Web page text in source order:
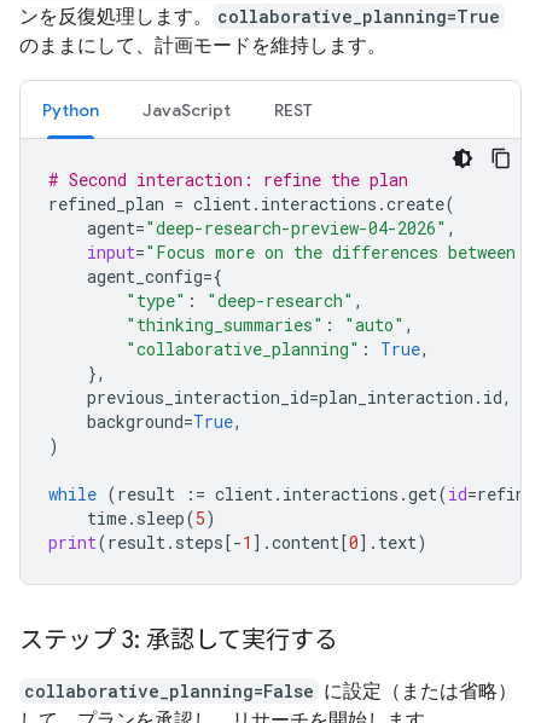
ンを反復処理します。
collaborative_planning=True
のままにして、計画モードを維持します。
Python JavaScript REST
# Second interaction: refine the plan
refined_plan = client. interactions .create(
agent="deep-research-preview-04-2026" ,
input="Focus more on the differences between
agent_config={
"type" : "deep-research" ,
"thinking_summaries" : "auto" ,
"collaborative_planning" : True,
},
previous_interaction_id=plan_interaction . id,
background=True,
)
while (result := client. interactions .get(id=
time. sleep(5)
print(result. steps[-1 ] .content[0] . text)
ステップ 3: 承認して実行する
collaborative_planning=False に設定（または省略）